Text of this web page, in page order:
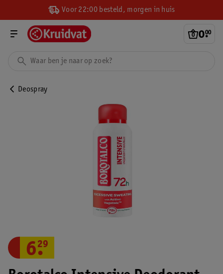
Voor 22:00 besteld, morgen in huis
0.
00
Deospray
6.
29